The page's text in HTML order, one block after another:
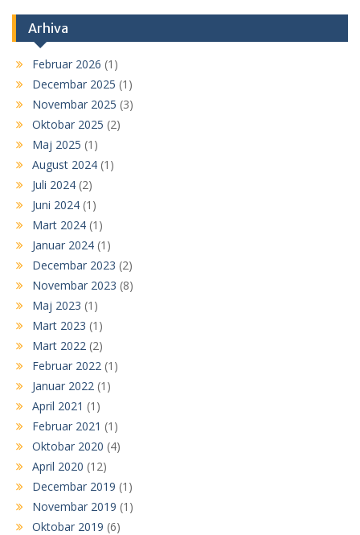
Arhiva
Februar 2026 (1)
Decembar 2025 (1)
Novembar 2025 (3)
Oktobar 2025 (2)
Maj 2025 (1)
August 2024 (1)
Juli 2024 (2)
Juni 2024 (1)
Mart 2024 (1)
Januar 2024 (1)
Decembar 2023 (2)
Novembar 2023 (8)
Maj 2023 (1)
Mart 2023 (1)
Mart 2022 (2)
Februar 2022 (1)
Januar 2022 (1)
April 2021 (1)
Februar 2021 (1)
Oktobar 2020 (4)
April 2020 (12)
Decembar 2019 (1)
Novembar 2019 (1)
Oktobar 2019 (6)